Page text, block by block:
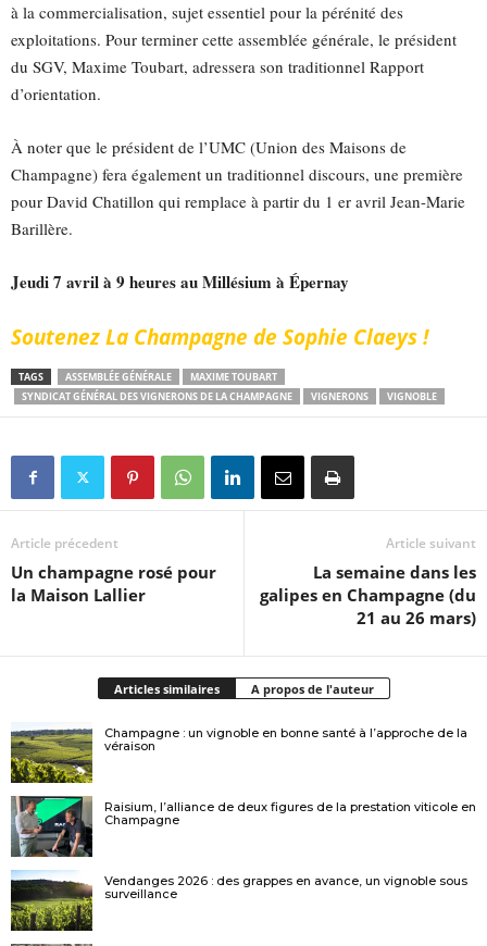
à la commercialisation, sujet essentiel pour la pérénité des
exploitations. Pour terminer cette assemblée générale, le président
du SGV, Maxime Toubart, adressera son traditionnel Rapport
d’orientation.
À noter que le président de l’UMC (Union des Maisons de
Champagne) fera également un traditionnel discours, une première
pour David Chatillon qui remplace à partir du 1 er avril Jean-Marie
Barillère.
Jeudi 7 avril à 9 heures au Millésium à Épernay
Soutenez La Champagne de Sophie Claeys !
TAGS ASSEMBLÉE GÉNÉRALE
MAXIME TOUBART
SYNDICAT GÉNÉRAL DES VIGNERONS DE LA CHAMPAGNE
VIGNERONS VIGNOBLE
Article précedent
Un champagne rosé pour
la Maison Lallier
Article suivant
La semaine dans les
galipes en Champagne (du
21 au 26 mars)
Articles similaires A propos de l'auteur
Champagne : un vignoble en bonne santé à l’approche de la
véraison
Raisium, l’alliance de deux figures de la prestation viticole en
Champagne
Vendanges 2026 : des grappes en avance, un vignoble sous
surveillance